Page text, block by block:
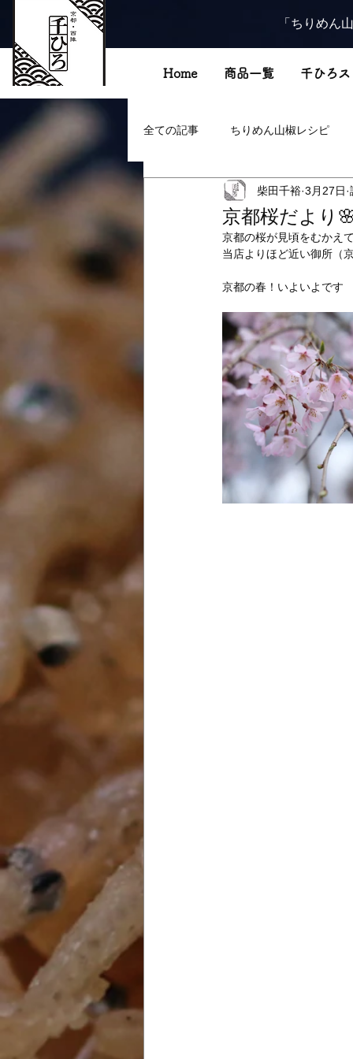
「ちりめん
Home 商品一覧 千ひろ
全ての記事 ちりめん山椒レシピ
京都桜だより
柴田千裕 3月27日
京都の桜が見頃をむかえ
当店よりほど近い御所（
京都の春！いよいよです